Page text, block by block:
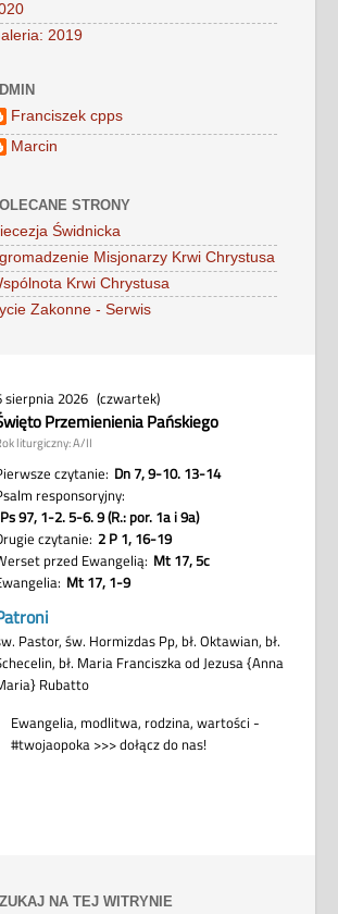
2019
Franciszek cpps
Marcin
STRONY
Świdnicka
Misjonarzy Krwi Chrystusa
Krwi Chrystusa
Zakonne - Serwis
NA TEJ WITRYNIE